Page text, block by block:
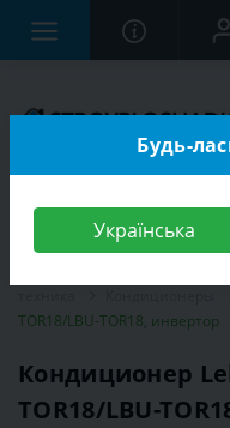
TOR18/LBU-TOR18, инвертор
Кондиционер
TOR18/LBU-
Будь-
Українська